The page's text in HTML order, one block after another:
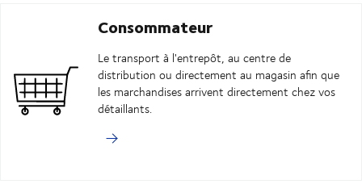
Consommateur
Le transport à l'entrepôt, au centre de
distribution ou directement au magasin afin que
les marchandises arrivent directement chez vos
détaillants.